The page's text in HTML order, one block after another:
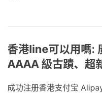
香港line可以用嗎:
AAAA 級古蹟、超
成功注册香港支付宝